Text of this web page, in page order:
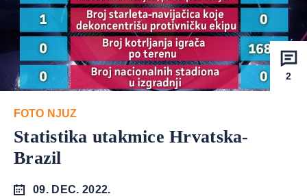
2
FOTO NJUZ
Statistika utakmice Hrvatska-
Brazil
09. DEC. 2022.